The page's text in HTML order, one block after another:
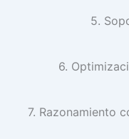
5.
6.
7. Razonamiento